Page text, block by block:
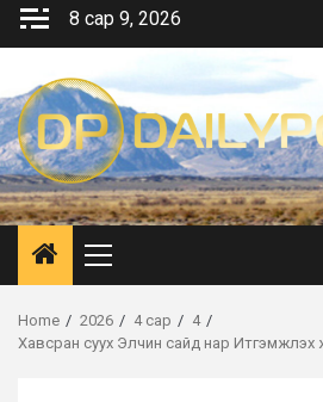
Skip
8 сар 9, 2026
Primary
Menu
Home 2026 4 сар
4
Хавсран суух Элчин сайд нар Итгэмжлэх